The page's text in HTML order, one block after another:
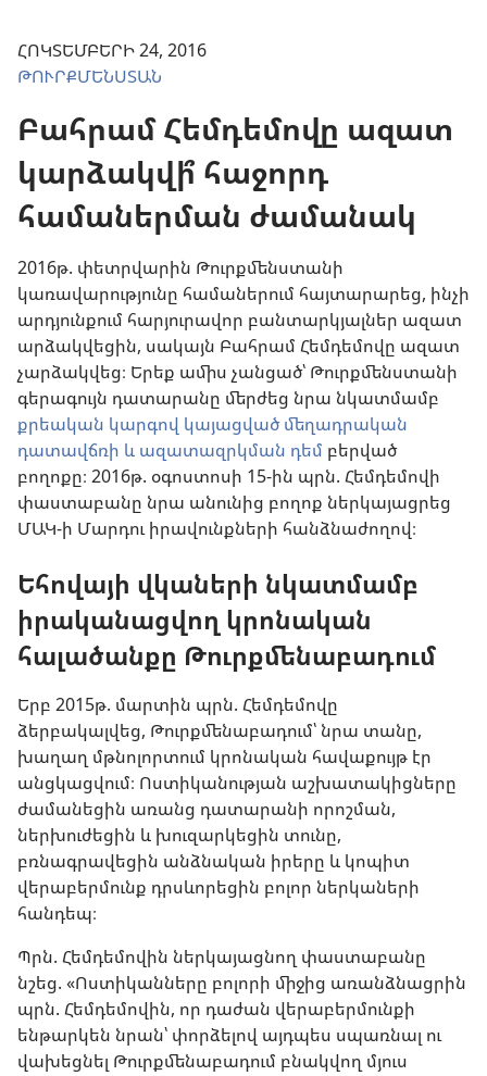
ՀՈԿՏԵՄԲԵՐԻ 24, 2016
ԹՈՒՐՔՄԵՆՍՏԱՆ
Բահրամ Հեմդեմովը ազատ
կարձակվի՞ հաջորդ
համաներման ժամանակ
2016թ. փետրվարին Թուրքմենստանի
կառավարությունը համաներում հայտարարեց, ինչի
արդյունքում հարյուրավոր բանտարկյալներ ազատ
արձակվեցին, սակայն Բահրամ Հեմդեմովը ազատ
չարձակվեց։ Երեք ամիս չանցած՝ Թուրքմենստանի
գերագույն դատարանը մերժեց նրա նկատմամբ
քրեական կարգով կայացված մեղադրական
դատավճռի և ազատազրկման դեմ բերված
բողոքը։ 2016թ. օգոստոսի 15-ին պրն. Հեմդեմովի
փաստաբանը նրա անունից բողոք ներկայացրեց
ՄԱԿ-ի Մարդու իրավունքների հանձնաժողով։
Եհովայի վկաների նկատմամբ
իրականացվող կրոնական
հալածանքը Թուրքմենաբադում
Երբ 2015թ. մարտին պրն. Հեմդեմովը
ձերբակալվեց, Թուրքմենաբադում՝ նրա տանը,
խաղաղ մթնոլորտում կրոնական հավաքույթ էր
անցկացվում։ Ոստիկանության աշխատակիցները
ժամանեցին առանց դատարանի որոշման,
ներխուժեցին և խուզարկեցին տունը,
բռնագրավեցին անձնական իրերը և կոպիտ
վերաբերմունք դրսևորեցին բոլոր ներկաների
հանդեպ։
Պրն. Հեմդեմովին ներկայացնող փաստաբանը
նշեց. «Ոստիկանները բոլորի միջից առանձնացրին
պրն. Հեմդեմովին, որ դաժան վերաբերմունքի
ենթարկեն նրան՝ փորձելով այդպես սպառնալ ու
վախեցնել Թուրքմենաբադում բնակվող մյուս